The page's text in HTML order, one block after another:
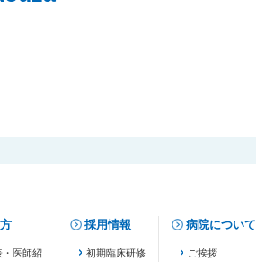
・医師紹
採用情報
初期臨床研修
病院について
ご挨拶